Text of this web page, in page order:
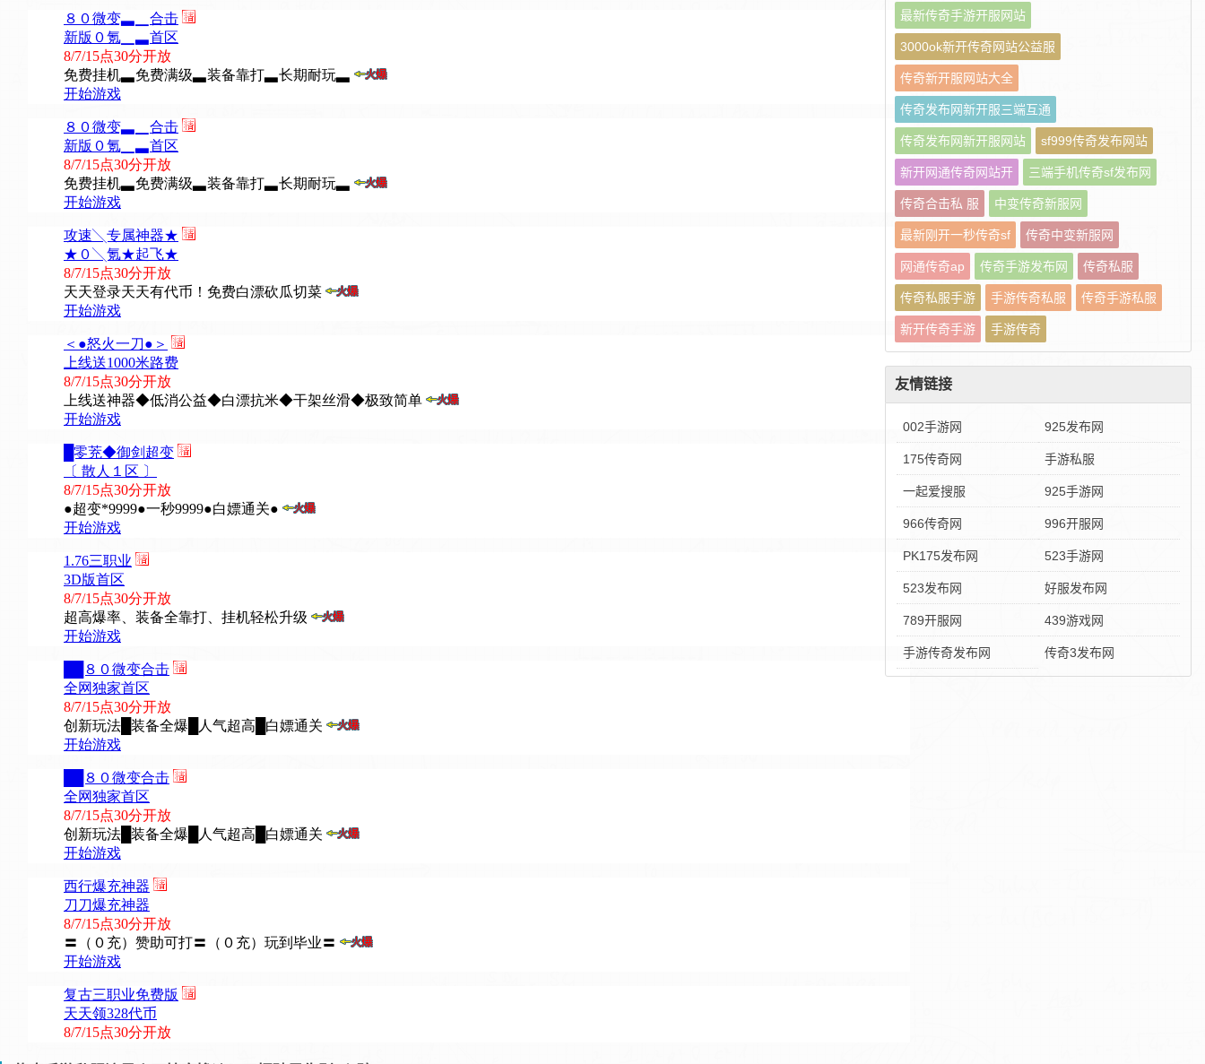
最新传奇手游开服网站
3000ok新开传奇网站公益服
传奇新开服网站大全
传奇发布网新开服三端互通
传奇发布网新开服网站 sf999传奇发布网站
新开网通传奇网站开 三端手机传奇sf发布网
传奇合击私 服 中变传奇新服网
最新刚开一秒传奇sf 传奇中变新服网
网通传奇ap 传奇手游发布网 传奇私服
传奇私服手游 手游传奇私服 传奇手游私服
新开传奇手游 手游传奇
友情链接
002手游网 925发布网
175传奇网 手游私服
一起爱搜服 925手游网
966传奇网 996开服网
PK175发布网 523手游网
523发布网 好服发布网
789开服网 439游戏网
手游传奇发布网 传奇3发布网